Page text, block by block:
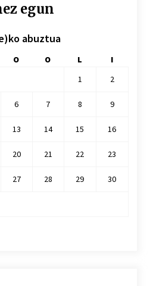
egun
abuztua
O O L
I
1
2
6 7 8 9
13 14 15 16
20 21 22 23
27 28 29 30